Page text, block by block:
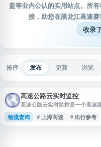
盖等业内公认的实用站点。所
接，助您在黑龙江高速
收录
排序 发布 更新 浏览
高速公路云实时监控
高速公路云实时监控是一个高速
况与监控信息查看服务。网站覆
江苏、浙江、广西等地区，用户
物流查询 # 上海高速 # 出行参考